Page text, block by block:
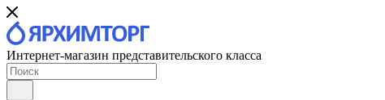
Интернет-магазин представительского класса